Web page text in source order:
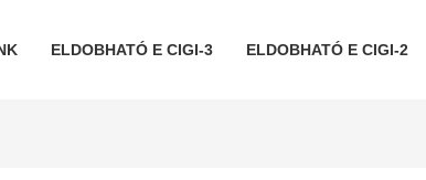
ELDOBHATÓ E CIGI-3 ELDOBHATÓ E CIGI-2